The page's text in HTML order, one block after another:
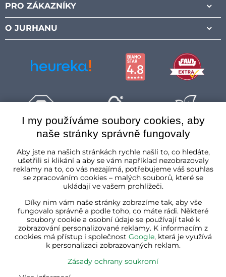
PRO ZÁKAZNÍKY
O JURHANU
I my používáme soubory cookies, aby
naše stránky správně fungovaly
Aby jste na našich stránkách rychle našli to, co hledáte,
ušetřili si klikání a aby se vám například nezobrazovaly
reklamy na to, co vás nezajímá, potřebujeme váš souhlas
se zpracováním cookies – malých souborů, které se
ukládají ve vašem prohlížeči.
Díky nim vám naše stránky zobrazíme tak, aby vše
fungovalo správně a podle toho, co máte rádi. Některé
soubory cookie a osobní údaje se používají také k
zobrazování personalizované reklamy. K informacím z
cookies má přístup i společnost Google, která je využívá
k personalizaci zobrazovaných reklam.
Zásady ochrany soukromí